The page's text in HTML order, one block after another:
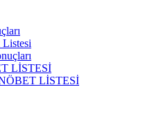
Listesi
LİSTESİ
LİSTESİ